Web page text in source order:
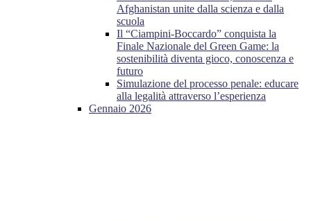
Afghanistan unite dalla scienza e dalla
scuola
Il “Ciampini-Boccardo” conquista la
Finale Nazionale del Green Game: la
sostenibilità diventa gioco, conoscenza e
futuro
Simulazione del processo penale: educare
alla legalità attraverso l’esperienza
Gennaio 2026